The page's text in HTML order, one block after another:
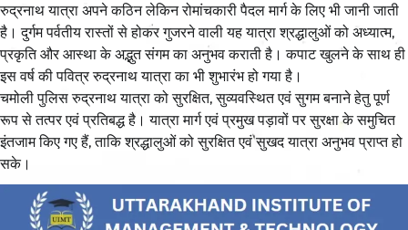
रुद्रनाथ यात्रा अपने कठिन लेकिन रोमांचकारी पैदल मार्ग के लिए भी जानी जाती
है। दुर्गम पर्वतीय रास्तों से होकर गुजरने वाली यह यात्रा श्रद्धालुओं को अध्यात्म,
प्रकृति और आस्था के अद्भुत संगम का अनुभव कराती है। कपाट खुलने के साथ ही
इस वर्ष की पवित्र रुद्रनाथ यात्रा का भी शुभारंभ हो गया है।
चमोली पुलिस रुद्रनाथ यात्रा को सुरक्षित, सुव्यवस्थित एवं सुगम बनाने हेतु पूर्ण
रूप से तत्पर एवं प्रतिबद्ध है। यात्रा मार्ग एवं प्रमुख पड़ावों पर सुरक्षा के समुचित
इंतजाम किए गए हैं, ताकि श्रद्धालुओं को सुरक्षित एवं सुखद यात्रा अनुभव प्राप्त हो
सके।